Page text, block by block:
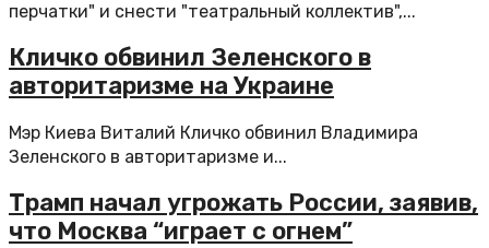
перчатки" и снести "театральный коллектив",...
Кличко обвинил Зеленского в
авторитаризме на Украине
Мэр Киева Виталий Кличко обвинил Владимира
Зеленского в авторитаризме и...
Трамп начал угрожать России, заявив,
что Москва “играет с огнем”